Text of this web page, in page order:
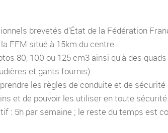
brevetés d'État de la Fédération
FFM situé à 15km du centre.
80, 100 ou 125 cm3 ainsi qu'à des
et gants fournis).
les règles de conduite et de
et de pouvoir les utiliser en toute sécurité.
: 5h par semaine ; le reste du temps est